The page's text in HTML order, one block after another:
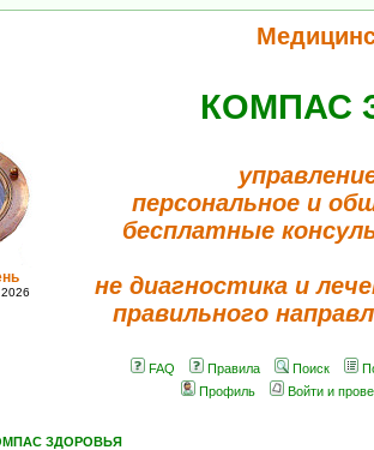
КОМПАС
персональное и
бесплатные
не диагностика и
правильного
FAQ Правила Поиск
Профиль
Войти и
ЗДОРОВЬЯ